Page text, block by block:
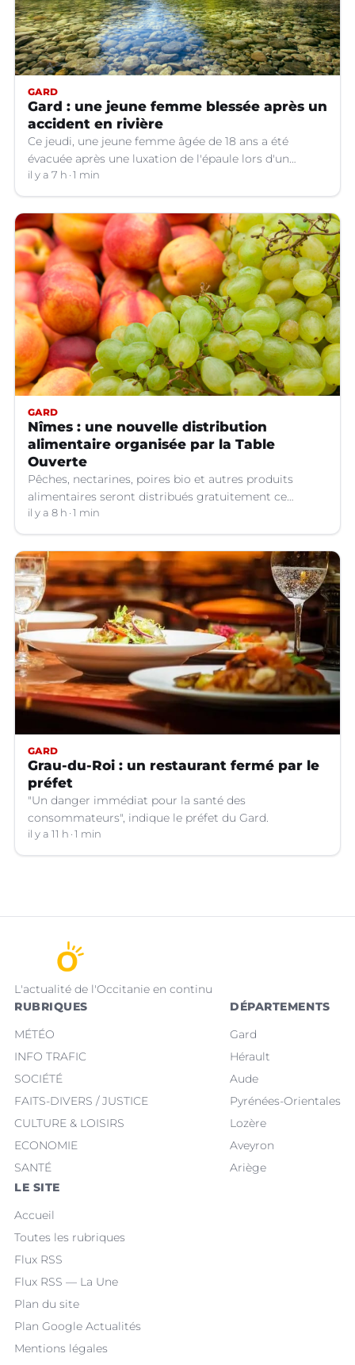
GARD
Gard : une jeune femme blessée après un
accident en rivière
Ce jeudi, une jeune femme âgée de 18 ans a été
évacuée après une luxation de l'épaule lors d'un
plongeon dans une rivière à Saint-André-de-
Valborgne (Gard).
il y a 7 h 1 min
GARD
Nîmes : une nouvelle distribution
alimentaire organisée par la Table
Ouverte
Pêches, nectarines, poires bio et autres produits
alimentaires seront distribués gratuitement ce
vendredi 7 août par les bénévoles de la Table Ouverte
à Nîmes (Gard).
il y a 8 h 1 min
GARD
Grau-du-Roi : un restaurant fermé par le
préfet
"Un danger immédiat pour la santé des
consommateurs", indique le préfet du Gard.
il y a 11 h 1 min
L'actualité de l'Occitanie en continu
RUBRIQUES
MÉTÉO
INFO TRAFIC
SOCIÉTÉ
FAITS-DIVERS / JUSTICE
CULTURE & LOISIRS
ECONOMIE
SANTÉ
DÉPARTEMENTS
Gard
Hérault
Aude
Pyrénées-Orientales
Lozère
Aveyron
Ariège
LE SITE
Accueil
Toutes les rubriques
Flux RSS
Flux RSS — La Une
Plan du site
Plan Google Actualités
Mentions légales